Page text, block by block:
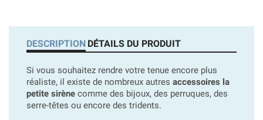
DESCRIPTION DÉTAILS DU PRODUIT
Si vous souhaitez rendre votre tenue encore plus
réaliste, il existe de nombreux autres accessoires la
petite sirène comme des bijoux, des perruques, des
serre-têtes ou encore des tridents.